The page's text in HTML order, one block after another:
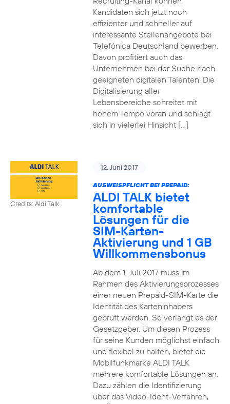
Kandidaten sich jetzt noch
effizienter und schneller auf
interessante Stellenangebote bei
Telefónica Deutschland bewerben.
Davon profitiert auch das
Unternehmen bei der Suche nach
geeigneten digitalen Talenten. Die
Digitalisierung aller
Lebensbereiche schreitet mit
hohem Tempo voran und schlägt
sich in vielerlei Hinsicht […]
Credits: Aldi Talk
12. Juni 2017
AUSWEISPFLICHT BEI PREPAID:
ALDI TALK bietet
komfortable
Lösungen für die
SIM-Karten-
Aktivierung und 1 GB
Willkommensbonus
Ab dem 1. Juli 2017 muss im
Rahmen des Aktivierungsprozesses
einer neuen Prepaid-SIM-Karte die
Identität des Karteninhabers
geprüft werden. So verlangt es der
Gesetzgeber. Um diesen Prozess
für seine Kunden möglichst einfach
und flexibel zu halten, bietet die
Mobilfunkmarke ALDI TALK
mehrere komfortable Lösungen an.
Dazu zählen die Identifizierung
über das Video-Ident-Verfahren,